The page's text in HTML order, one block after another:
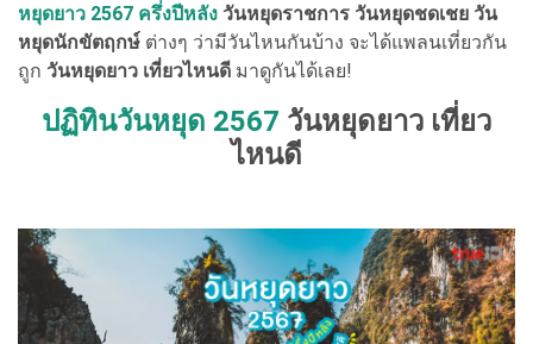
หยุดยาว 2567 ครึ่งปีหลัง วันหยุดราชการ วันหยุดชดเชย วัน
หยุดนักขัตฤกษ์ ต่างๆ ว่ามีวันไหนกันบ้าง จะได้แพลนเที่ยวกัน
ถูก วันหยุดยาว เที่ยวไหนดี มาดูกันได้เลย!
ปฏิทินวันหยุด 2567 วันหยุดยาว เที่ยว
ไหนดี